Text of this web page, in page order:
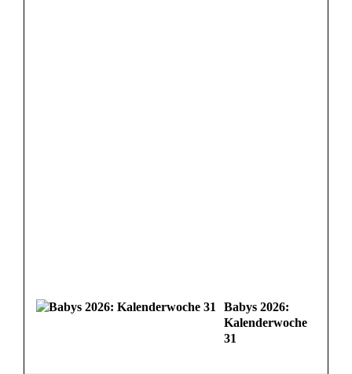
Babys 2026:
Kalenderwoche
31